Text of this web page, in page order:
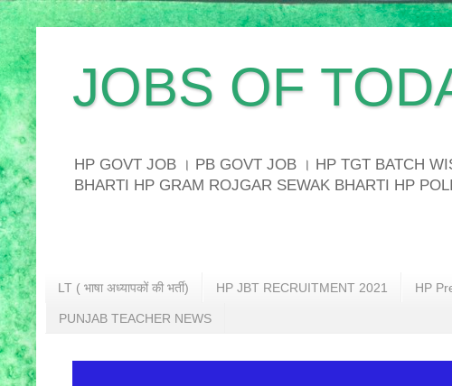
JOBS OF
HP GOVT JOB । PB GOVT JOB । HP TGT BATCH
BHARTI HP GRAM ROJGAR SEWAK BHARTI HP
LT ( भाषा अध्यापकों की भर्ती) HP JBT RECRUITMENT 2021 HP
PUNJAB TEACHER NEWS